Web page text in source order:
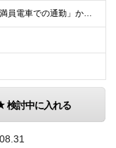
★100％フルリモート 「満員電車での通勤」から卒業できます！ ★転勤なし 【本社】 東京都新宿区神楽坂1-2 研究社英語センタービル3階 本社またはプロジェクト先にて勤務いただきます！ ※プロジ
検討中に入れる